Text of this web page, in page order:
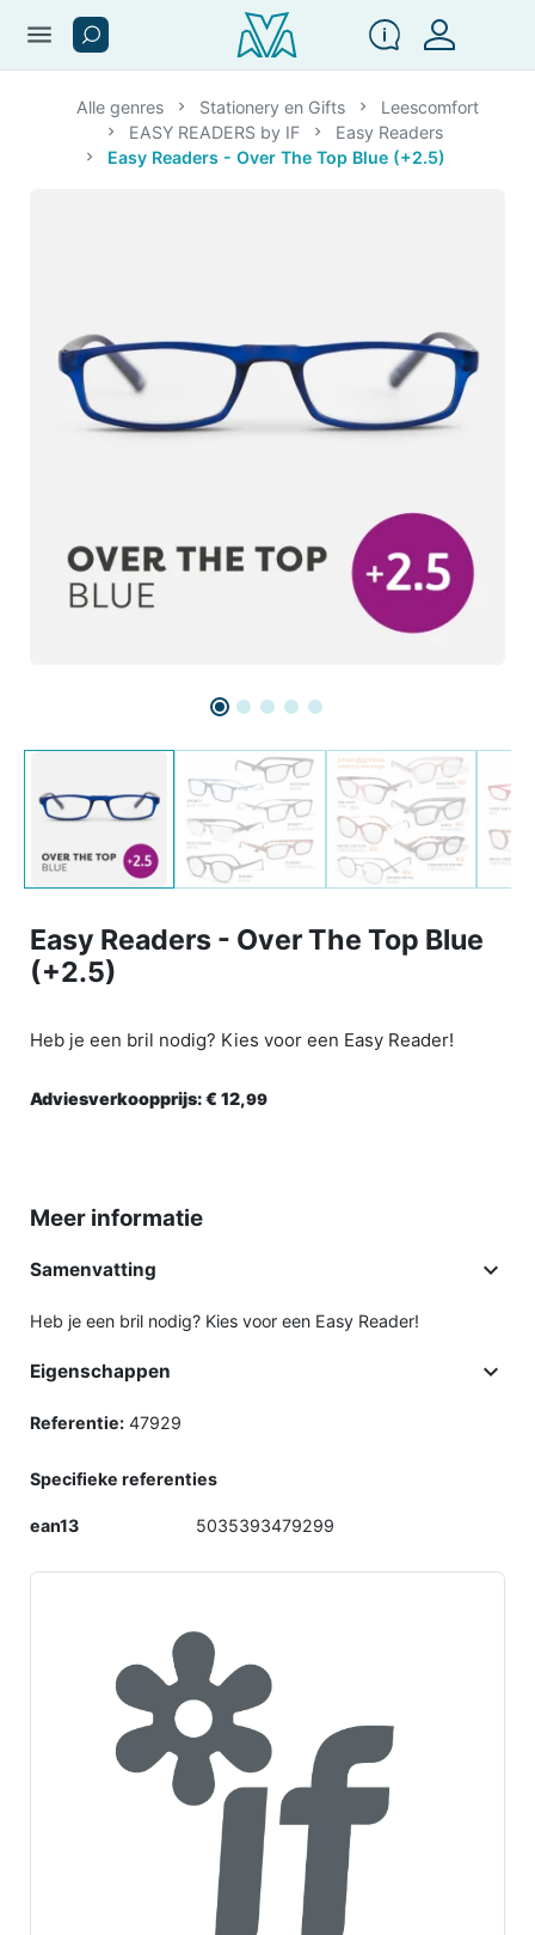
menu
Alle genres Stationery en Gifts
Leescomfort
EASY READERS by IF
Easy Readers
Easy Readers - Over The Top Blue (+2.5)
Easy Readers - Over The Top Blue
(+2.5)
Heb je een bril nodig? Kies voor een Easy Reader!
Adviesverkoopprijs:€ 12,99
Meer informatie
Samenvatting 
Heb je een bril nodig? Kies voor een Easy Reader!
Eigenschappen 
Referentie: 47929
Specifieke referenties
ean13 5035393479299